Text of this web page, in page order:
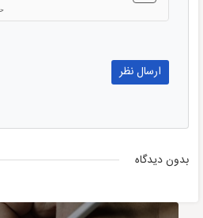
بدون دیدگاه